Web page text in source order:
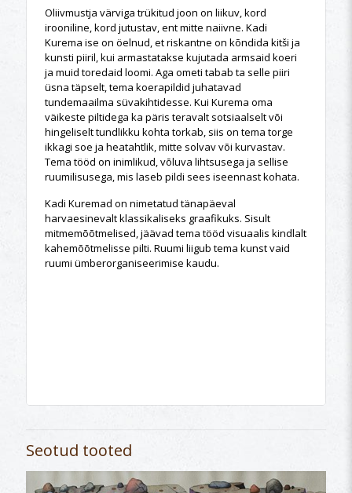
Oliivmustja värviga trükitud joon on liikuv, kord
irooniline, kord jutustav, ent mitte naiivne. Kadi
Kurema ise on öelnud, et riskantne on kõndida kitši ja
kunsti piiril, kui armastatakse kujutada armsaid koeri
ja muid toredaid loomi. Aga ometi tabab ta selle piiri
üsna täpselt, tema koerapildid juhatavad
tundemaailma süvakihtidesse. Kui Kurema oma
väikeste piltidega ka päris teravalt sotsiaalselt või
hingeliselt tundlikku kohta torkab, siis on tema torge
ikkagi soe ja heatahtlik, mitte solvav või kurvastav.
Tema tööd on inimlikud, võluva lihtsusega ja sellise
ruumilisusega, mis laseb pildi sees iseennast kohata.
Kadi Kuremad on nimetatud tänapäeval
harvaesinevalt klassikaliseks graafikuks. Sisult
mitmemõõtmelised, jäävad tema tööd visuaalis kindlalt
kahemõõtmelisse pilti. Ruumi liigub tema kunst vaid
ruumi ümberorganiseerimise kaudu.
Seotud tooted